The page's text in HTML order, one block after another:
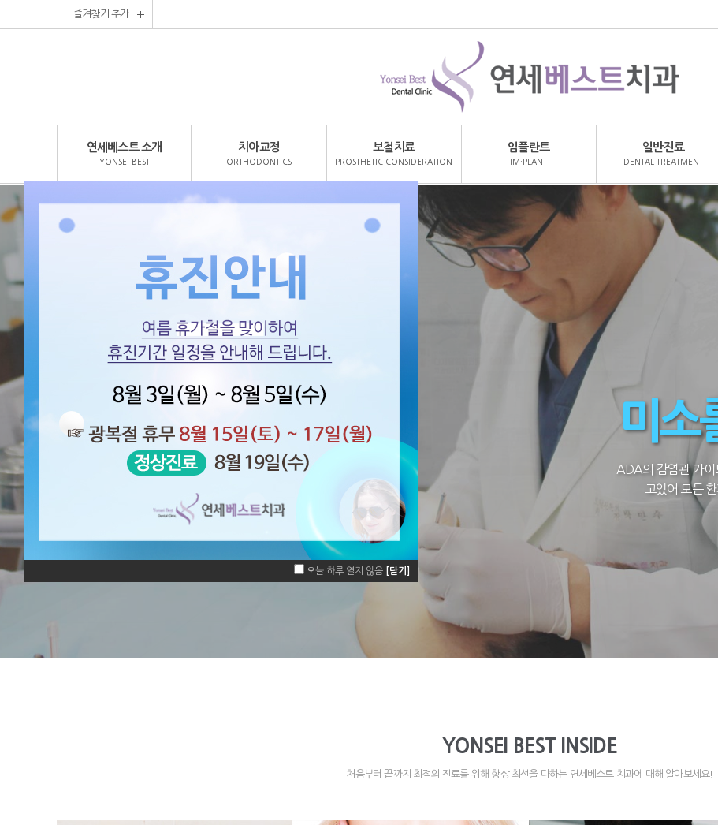
즐겨찾기 추가
연세베스트 소개
YONSEI BEST
치아교정
ORTHODONTICS
보철치료
PROSTHETIC CONSIDERATION
임플란트
IM·PLANT
일반진료
DENTAL TREATMENT
오늘 하루 열지 않음 [닫기]
미소
ADA의 감염관 가이
고있어 모든
YONSEI BEST INSIDE
처음부터 끝까지 최적의 진료를 위해 항상 최선을 다하는 연세베스트 치과에 대해 알아보세요!